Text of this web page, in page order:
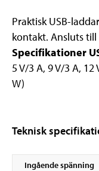
Praktisk USB-
kontakt. Ansluts
Specifikationer
5 V/3 A, 9 V/3 A, 12
W)
Teknisk
Ingående spänning